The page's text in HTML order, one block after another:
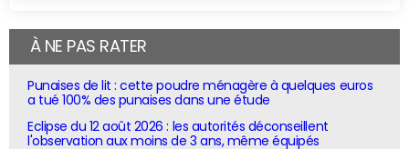
À NE PAS RATER
Punaises de lit : cette poudre ménagère à quelques euros
a tué 100% des punaises dans une étude
Eclipse du 12 août 2026 : les autorités déconseillent
l'observation aux moins de 3 ans, même équipés